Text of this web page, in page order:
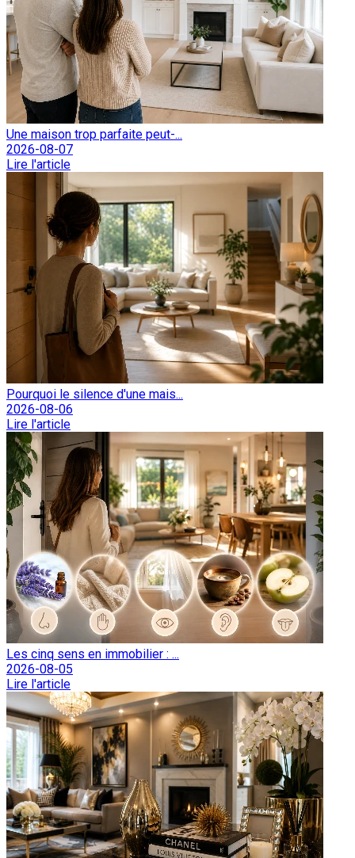
Une maison trop parfaite peut-...
2026-08-07
Lire l'article
Pourquoi le silence d'une mais...
2026-08-06
Lire l'article
Les cinq sens en immobilier : ...
2026-08-05
Lire l'article